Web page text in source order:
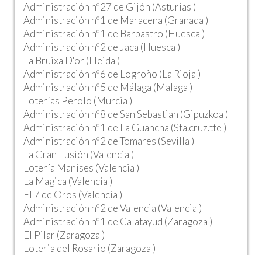
Administración nº27 de Gijón (Asturias )
Administración nº1 de Maracena (Granada )
Administración nº1 de Barbastro (Huesca )
Administración nº2 de Jaca (Huesca )
La Bruixa D'or (Lleida )
Administración nº6 de Logroño (La Rioja )
Administración nº5 de Málaga (Malaga )
Loterías Perolo (Murcia )
Administración nº8 de San Sebastian (Gipuzkoa )
Administración nº1 de La Guancha (Sta.cruz.tfe )
Administración nº2 de Tomares (Sevilla )
La Gran Ilusión (Valencia )
Lotería Manises (Valencia )
La Magica (Valencia )
El 7 de Oros (Valencia )
Administración nº2 de Valencia (Valencia )
Administración nº1 de Calatayud (Zaragoza )
El Pilar (Zaragoza )
Loteria del Rosario (Zaragoza )